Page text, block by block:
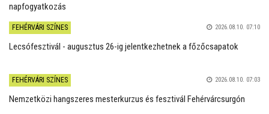
napfogyatkozás
FEHÉRVÁRI SZÍNES 2026.08.10. 07:10
Lecsófesztivál - augusztus 26-ig jelentkezhetnek a főzőcsapatok
FEHÉRVÁRI SZÍNES 2026.08.10. 07:03
Nemzetközi hangszeres mesterkurzus és fesztivál Fehérvárcsurgón